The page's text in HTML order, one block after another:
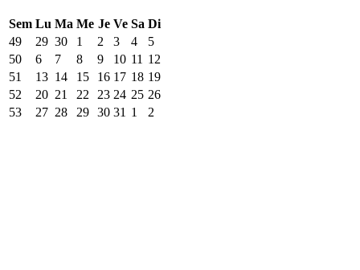
Sem Lu Ma Me Je Ve Sa Di
49
29 30 1 2 3 4
5
50
6 7 8 9 10 11 12
51
13 14 15 16 17 18 19
52
20 21 22 23 24 25 26
53
27 28 29 30 31 1 2